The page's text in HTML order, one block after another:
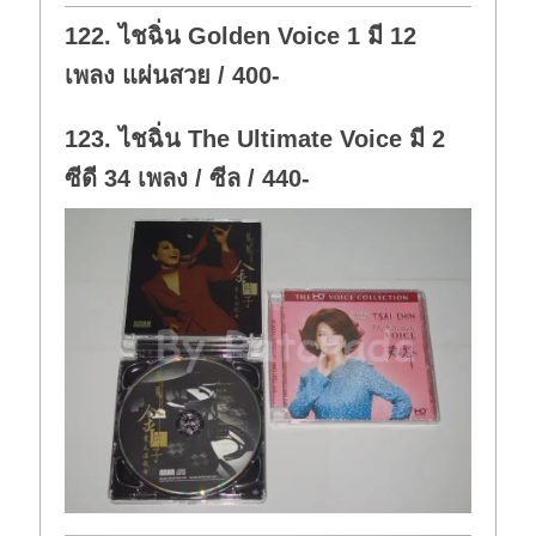
o
n
.
p
122. ไชฉิ่น Golden Voice 1 มี 12
เพลง แผ่นสวย / 400-
123. ไชฉิ่น The Ultimate Voice มี 2
ซีดี 34 เพลง / ซีล / 440-